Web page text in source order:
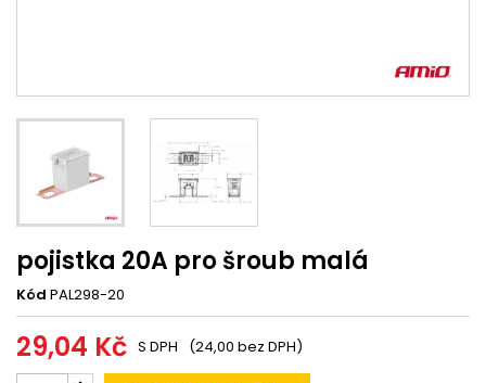
pojistka 20A pro šroub malá
Kód PAL298-20
29,04 Kč S DPH (24,00 bez DPH)